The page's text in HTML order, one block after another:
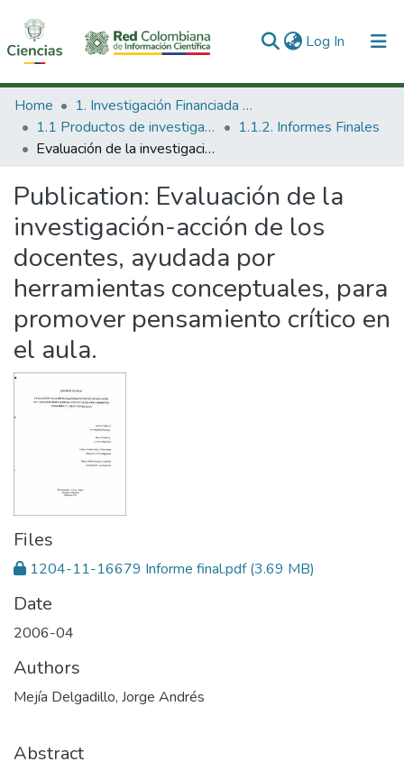
Log In (current)
Communities & Collections
All of DSpace
Home
1. Investigación Financiada con Recursos Públicos
1.1 Productos de investigación
1.1.2. Informes Finales
Evaluación de la investigación-acción de los docentes, ayudada por herramientas conceptuales, para promover pensamiento crítico en el aula.
Publication: Evaluación de la
investigación-acción de los
docentes, ayudada por
herramientas conceptuales, para
promover pensamiento crítico en
el aula.
Files
1204-11-16679 Informe final.pdf(3.69 MB)
Date
2006-04
Authors
Mejía Delgadillo, Jorge Andrés
Abstract